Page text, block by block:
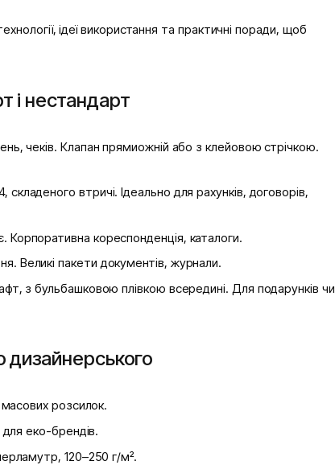
ідеї використання та практичні поради, щоб
і нестандарт
чеків. Клапан прямиожній або з клейовою стрічкою.
втричі. Ідеально для рахунків, договорів,
кореспонденція, каталоги.
Великі пакети документів, журнали.
з бульбашковою плівкою всередині. Для подарунків чи
дизайнерського
розсилок.
еко-брендів.
120–250 г/м².